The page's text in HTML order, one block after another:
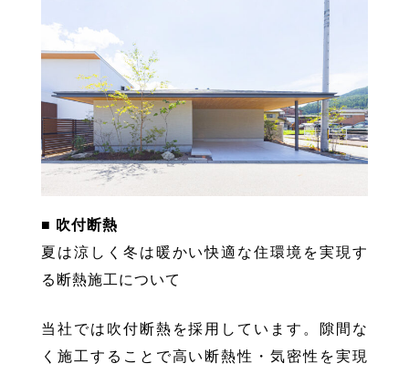
■ 吹付断熱
夏は涼しく冬は暖かい快適な住環境を実現す
る断熱施工について
当社では吹付断熱を採用しています。隙間な
く施工することで高い断熱性・気密性を実現